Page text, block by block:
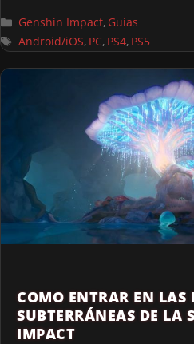
Genshin Impact, Guías
Android/iOS, PC, PS4, PS5
COMO ENTRAR EN LAS
SUBTERRÁNEAS DE LA
IMPACT